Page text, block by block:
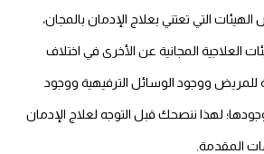
التي تعتني بعلاج الإدمان بالمجان،
المجانية عن الأخرى في اختلاف
ووجود الوسائل الترفيهية ووجود
لهذا ننصحك قبل التوجه لعلاج الإدمان
المقدمة.